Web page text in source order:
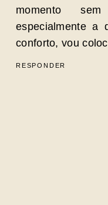
momento
especialmente a
conforto, vou
RESPONDER